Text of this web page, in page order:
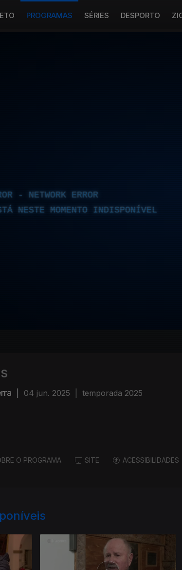
PROGRAMAS SÉRIES DESPORTO
- NETWORK ERROR
NESTE MOMENTO INDISPONÍVEL
04 jun. 2025 temporada 2025
O PROGRAMA SITE ACESSIBILIDADES